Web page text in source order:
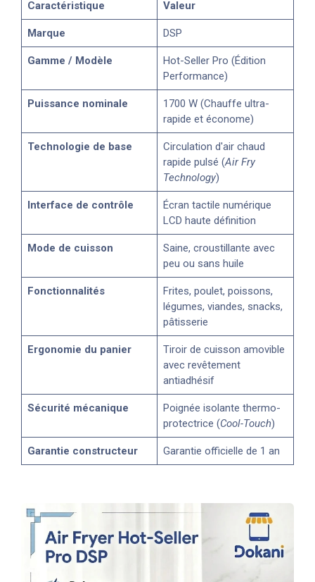
Caractéristique Valeur
Marque DSP
Gamme / Modèle
Hot-Seller Pro (Édition
Performance)
Puissance nominale
1700 W (Chauffe ultra-
rapide et économe)
Technologie de base
Circulation d'air chaud
rapide pulsé (Air Fry
Technology)
Interface de contrôle
Écran tactile numérique
LCD haute définition
Mode de cuisson
Saine, croustillante avec
peu ou sans huile
Fonctionnalités
Frites, poulet, poissons,
légumes, viandes, snacks,
pâtisserie
Ergonomie du panier
Tiroir de cuisson amovible
avec revêtement
antiadhésif
Sécurité mécanique
Poignée isolante thermo-
protectrice (Cool-Touch)
Garantie constructeur Garantie officielle de 1 an